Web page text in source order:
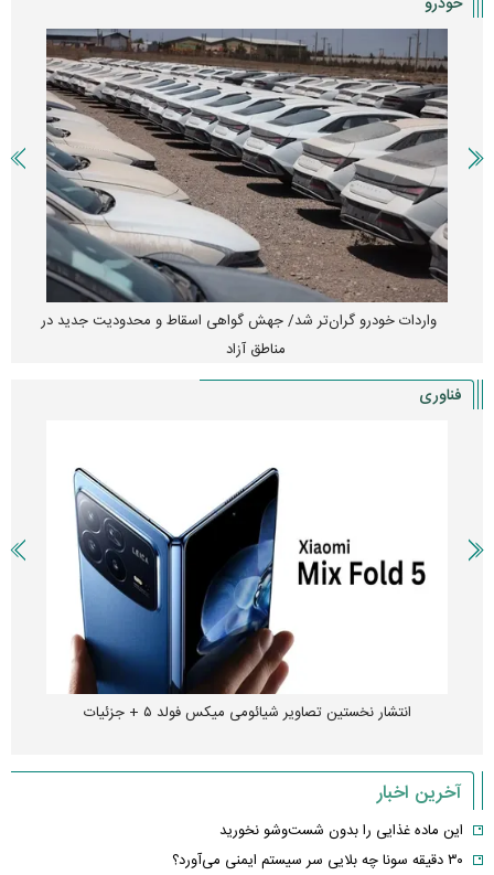
واردات خودرو گران‌تر شد/ جهش گواهی اسقاط و محدودیت جدید در
مناطق آزاد
فناوری
انتشار نخستین تصاویر شیائومی میکس فولد ۵ + جزئیات
آخرین اخبار
این ماده غذایی را بدون شست‌وشو نخورید
۳۰ دقیقه سونا چه بلایی سر سیستم ایمنی می‌آورد؟